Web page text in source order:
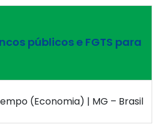
públicos e FGTS para
(Economia) | MG – Brasil